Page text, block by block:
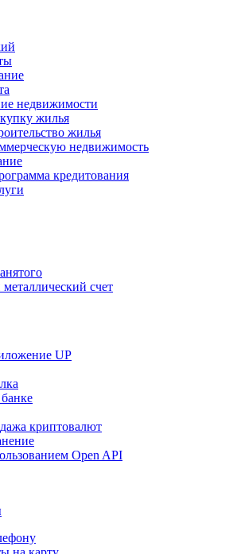
недвижимости
жилья
жилья
недвижимость
кредитования
счет
UP
криптовалют
Open API